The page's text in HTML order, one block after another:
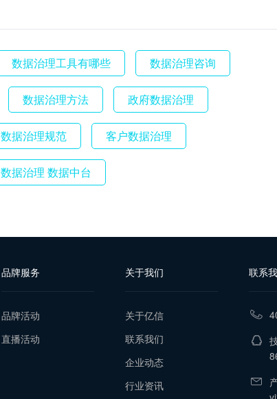
数据治理工具有哪些 数据治理咨询
数据治理方法 政府数据治理
数据治理规范 客户数据治理
数据治理 数据中台
品牌服务
品牌活动
直播活动
关于我们
关于亿信
联系我们
企业动态
行业资讯
联系